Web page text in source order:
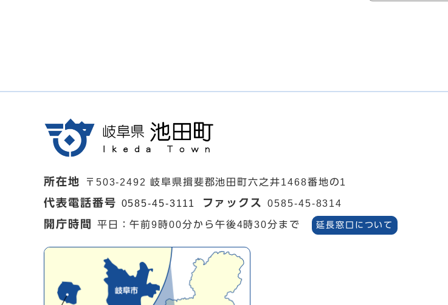
所在地 〒503-2492 岐阜県揖斐郡池田町六之井1468番地の1
代表電話番号 0585-45-3111 ファックス 0585-45-8314
開庁時間 平日：午前9時00分から午後4時30分まで 延長窓口について